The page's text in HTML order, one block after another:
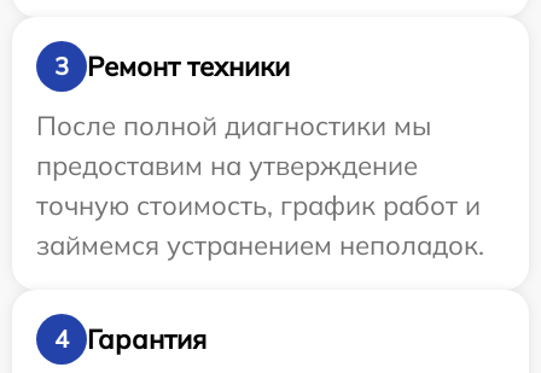
3
Ремонт техники
После полной диагностики мы
предоставим на утверждение
точную стоимость, график работ и
займемся устранением неполадок.
4
Гарантия